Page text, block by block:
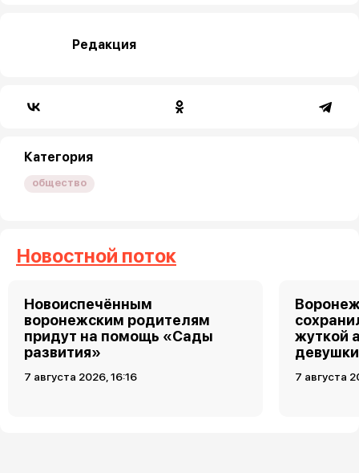
Редакция
Категория
общество
Новостной поток
Новоиспечённым
воронежским родителям
придут на помощь «Сады
развития»
7 августа 2026, 16:16
жуткой
девушки
7 августа